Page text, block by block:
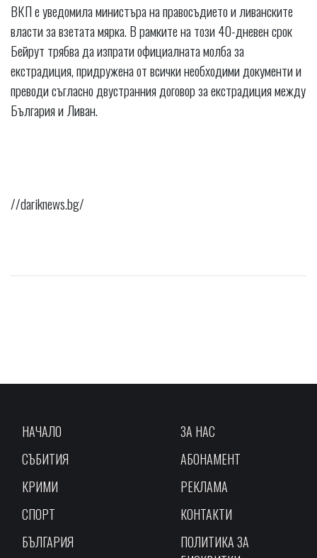
ВКП е уведомила министъра на правосъдието и ливанските
власти за взетата мярка. В рамките на този 40-дневен срок
Бейрут трябва да изпрати официалната молба за
екстрадиция, придружена от всички необходими документи и
преводи съгласно двустранния договор за екстрадиция между
България и Ливан.
//dariknews.bg/
НАЧАЛО
СЪБИТИЯ
КРИМИ
СПОРТ
БЪЛГАРИЯ
ЗА НАС
АБОНАМЕНТ
РЕКЛАМА
КОНТАКТИ
ПОЛИТИКА ЗА